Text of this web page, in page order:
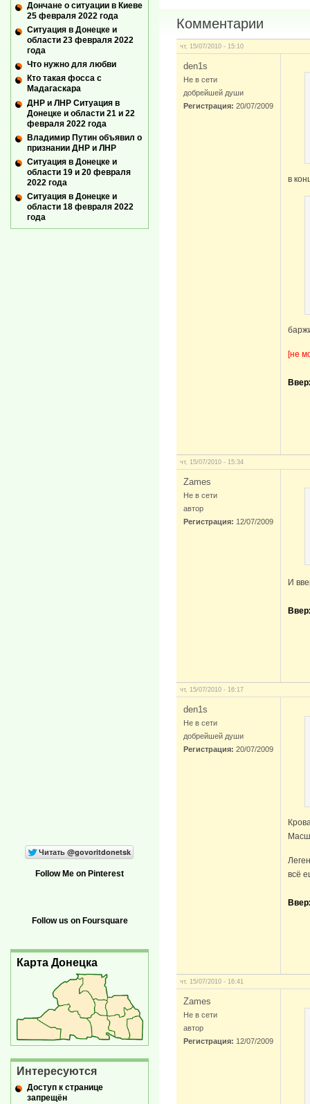
Комментарии
чт, 15/07/2010 - 15:10
den1s
Не в сети
добрейшей души
Регистрация: 20/07/2009
в
[не
чт, 15/07/2010 - 15:34
Zames
Не в сети
автор
Регистрация: 12/07/2009
И
чт, 15/07/2010 - 16:17
den1s
Не в сети
добрейшей души
Регистрация: 20/07/2009
всё
чт, 15/07/2010 - 16:41
Zames
Не в сети
автор
Регистрация: 12/07/2009
Дончане о ситуации в Киеве
25 февраля 2022 года
Ситуация в Донецке и
области 23 февраля 2022
года
Что нужно для любви
Кто такая фосса с
Мадагаскара
ДНР и ЛНР Ситуация в
Донецке и области 21 и 22
февраля 2022 года
Владимир Путин объявил о
признании ДНР и ЛНР
Ситуация в Донецке и
области 19 и 20 февраля
2022 года
Ситуация в Донецке и
области 18 февраля 2022
года
Follow Me on Pinterest
Follow us on Foursquare
Карта Донецка
Интересуются
Доступ к странице
запрещён